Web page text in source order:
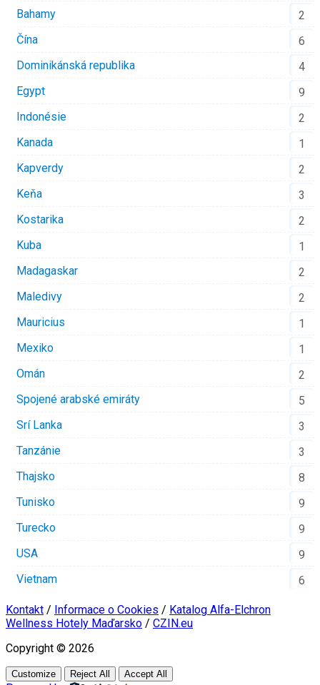
Bahamy
2
Čína
6
Dominikánská republika
4
Egypt
9
Indonésie
2
Kanada
1
Kapverdy
2
Keňa
3
Kostarika
2
Kuba
1
Madagaskar
2
Maledivy
2
Mauricius
1
Mexiko
1
Omán
2
Spojené arabské emiráty
5
Srí Lanka
3
Tanzánie
3
Thajsko
8
Tunisko
9
Turecko
9
USA
9
Vietnam
6
Kontakt / Informace o Cookies / Katalog Alfa-Elchron
Wellness Hotely Maďarsko / CZIN.eu
Copyright © 2026
Customize Reject All Accept All